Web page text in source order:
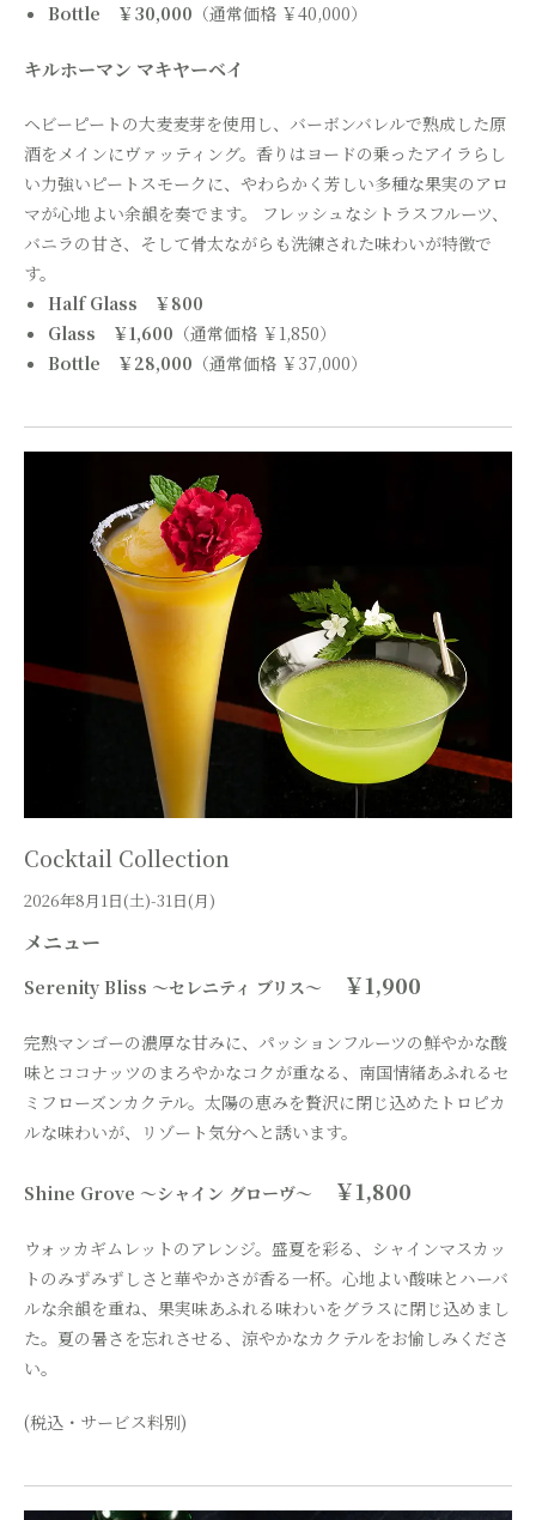
Bottle ￥30,000 （通常価格 ￥40,000）
キルホーマン マキヤーベイ
ヘビーピートの大麦麦芽を使用し、バーボンバレルで熟成した原
酒をメインにヴァッティング。香りはヨードの乗ったアイラらし
い力強いピートスモークに、やわらかく芳しい多種な果実のアロ
マが心地よい余韻を奏でます。 フレッシュなシトラスフルーツ、
バニラの甘さ、そして骨太ながらも洗練された味わいが特徴で
す。
Half Glass ￥800
Glass ￥1,600 （通常価格 ￥1,850）
Bottle ￥28,000 （通常価格 ￥37,000）
Cocktail Collection
2026年8月1日(土)-31日(月)
メニュー
Serenity Bliss ～セレニティ ブリス～ ￥1,900
完熟マンゴーの濃厚な甘みに、パッションフルーツの鮮やかな酸
味とココナッツのまろやかなコクが重なる、南国情緒あふれるセ
ミフローズンカクテル。太陽の恵みを贅沢に閉じ込めたトロピカ
ルな味わいが、リゾート気分へと誘います。
Shine Grove ～シャイン グローヴ～ ￥1,800
ウォッカギムレットのアレンジ。盛夏を彩る、シャインマスカッ
トのみずみずしさと華やかさが香る一杯。心地よい酸味とハーバ
ルな余韻を重ね、果実味あふれる味わいをグラスに閉じ込めまし
た。夏の暑さを忘れさせる、涼やかなカクテルをお愉しみくださ
い。
(税込・サービス料別)